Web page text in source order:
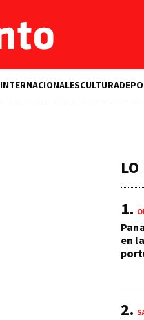
INTERNACIONALESCULTURA
en